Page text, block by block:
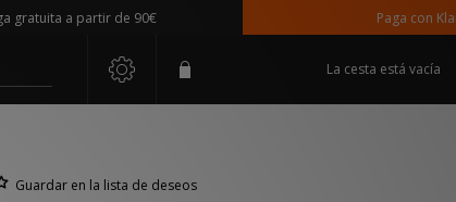
a partir de 90€ Paga con Klarna
La cesta está vacía
Guardar en la lista de deseos